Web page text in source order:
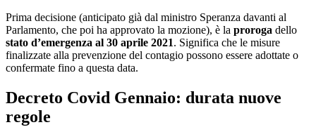
Prima decisione (anticipato già dal ministro Speranza davanti al
Parlamento, che poi ha approvato la mozione), è la proroga dello
stato d’emergenza al 30 aprile 2021. Significa che le misure
finalizzate alla prevenzione del contagio possono essere adottate o
confermate fino a questa data.
Decreto Covid Gennaio: durata nuove
regole